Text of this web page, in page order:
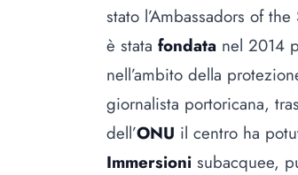
stato l’Ambassadors of
è stata fondata nel 2014
nell’ambito della
giornalista portoricana,
dell’ONU il centro ha
Immersioni subacquee,